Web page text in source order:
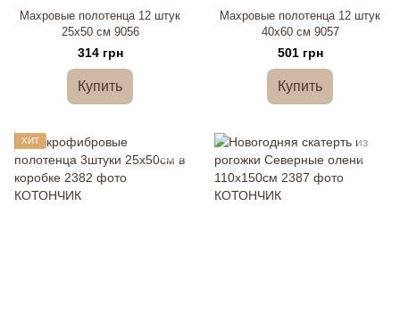
Махровые полотенца 12 штук
25х50 см 9056
314 грн
Купить
Махровые полотенца 12 штук
40х60 см 9057
501 грн
Купить
ХИТ